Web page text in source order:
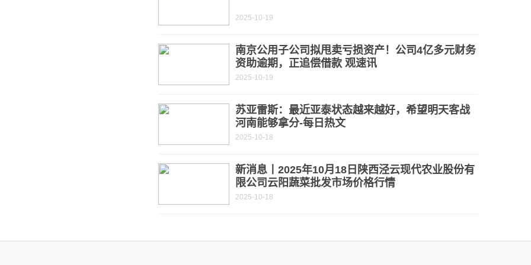
2025-10-19
南京公用子公司拟甩卖亏损资产！公司4亿多元财务
资助逾期，正追偿借款 观速讯
2025-10-19
苏亚雷斯：最近亚泰状态越来越好，希望明天客战
河南能够拿分-每日热文
2025-10-18
新消息丨2025年10月18日陕西泾云现代农业股份有
限公司云阳蔬菜批发市场价格行情
2025-10-18